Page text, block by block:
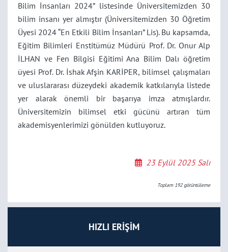
HIZLI ERİŞİM
Bilim İnsanları 2024” listesinde Üniversitemizden 30
bilim insanı yer almıştır (Üniversitemizden 30 Öğretim
Üyesi 2024 “En Etkili Bilim İnsanları” Lis). Bu kapsamda,
Eğitim Bilimleri Enstitümüz Müdürü Prof. Dr. Onur Alp
İLHAN ve Fen Bilgisi Eğitimi Ana Bilim Dalı öğretim
üyesi Prof. Dr. İshak Afşin KARİPER, bilimsel çalışmaları
ve uluslararası düzeydeki akademik katkılarıyla listede
yer alarak önemli bir başarıya imza atmışlardır.
Üniversitemizin bilimsel etki gücünü artıran tüm
akademisyenlerimizi gönülden kutluyoruz.
23 Eylül 2025 Salı
Toplam 192görüntüleme